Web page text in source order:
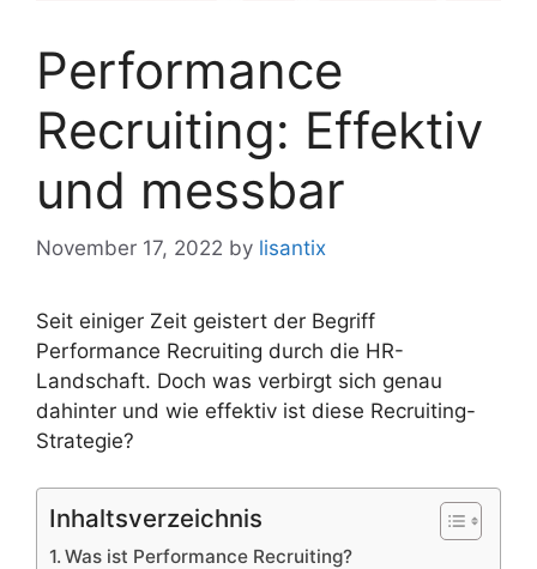
Performance
Recruiting: Effektiv
und messbar
November 17, 2022 by lisantix
Seit einiger Zeit geistert der Begriff
Performance Recruiting durch die HR-
Landschaft. Doch was verbirgt sich genau
dahinter und wie effektiv ist diese Recruiting-
Strategie?
Inhaltsverzeichnis
Was ist Performance Recruiting?